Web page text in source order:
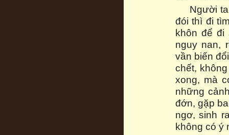
Người
đói thì đi
khôn để đi
nguy nan,
vần biến
chết,
xong, mà
những
đớn, gặp
ngơ, sinh
không có ý